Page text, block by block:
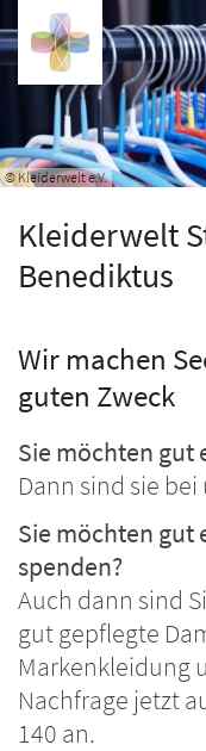
Zum Inhalt
© Kleiderwelt e.V.
Kleiderwelt
Benediktus
Wir machen
guten Zweck
Sie möchten gut
Dann sind sie
Sie möchten
spenden?
Auch dann sind
gut gepflegte
Markenkleidung
Nachfrage jetzt
140 an.